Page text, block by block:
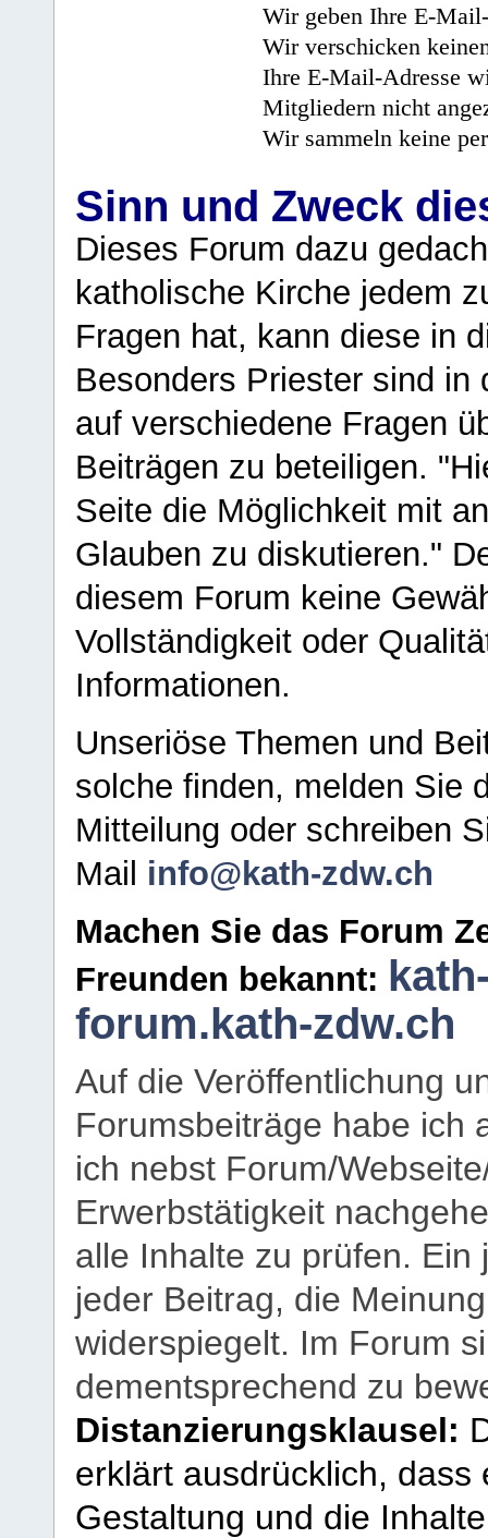
Wir geben Ihre E-
Wir verschicken
Ihre E-Mail-Adresse
Mitgliedern nicht
Wir sammeln keine
Sinn und Zweck
Dieses Forum dazu
katholische Kirche jedem
Fragen hat, kann diese in
Besonders Priester sind in
auf verschiedene Fragen
Beiträgen zu beteiligen.
Seite die Möglichkeit mit
Glauben zu diskutieren."
diesem Forum keine
Vollständigkeit oder
Informationen.
Unseriöse Themen und
solche finden, melden Sie
Mitteilung oder schreiben
Mail info@kath-zdw.ch
Machen Sie das Forum
Freunden bekannt:
forum.kath-zdw.ch
Auf die Veröffentlichung
Forumsbeiträge habe ich
ich nebst Forum/
Erwerbstätigkeit
alle Inhalte zu prüfen.
jeder Beitrag, die
widerspiegelt. Im Forum
dementsprechend zu
Distanzierungsklausel:
erklärt ausdrücklich,
Gestaltung und die